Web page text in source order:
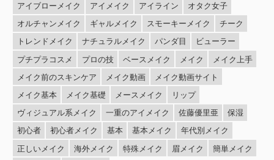
アイブローメイク
アイメイク アイライン
オタク女子
オルチャンメイク
ギャルメイク スモーキーメイク
チーク
トレンドメイク
ナチュラルメイク パンダ目
ビューラー
プチプラコスメ
プロの技 ベースメイク メイク
メイク上手
メイク前のスキンケア
メイク動画
メイク動画サイト
メイク基本
メイク基礎 メースメイク
リップ
ヴィジュアル系メイク
一重のアイメイク 佐藤優里亜
保湿
初心者
初心者メイク 基本 基本メイク
年代別メイク
正しいメイク
海外メイク 特殊メイク 眉メイク
簡単メイク